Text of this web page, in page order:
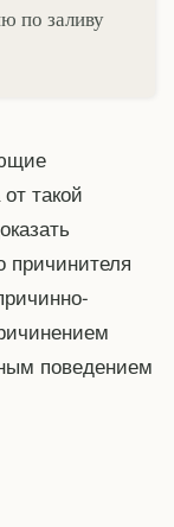
по заливу
такой
причинителя
поведением